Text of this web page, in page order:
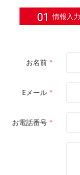
情報入力
お名前 ※
Eメール ※
お電話番号 ※